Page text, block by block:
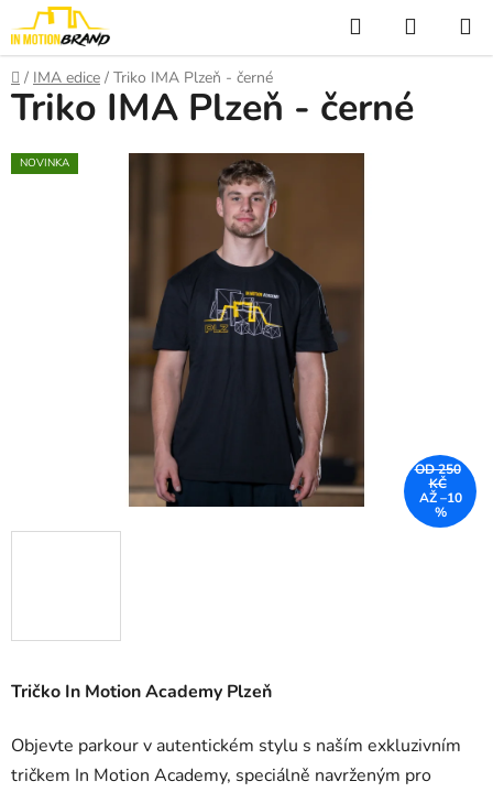
Přejít
na
obsah
Hledat
KOŠÍK
Domů
/ IMA edice / Triko IMA Plzeň - černé
Tričko In Motion Academy Plzeň
Objevte parkour v autentickém stylu s naším exkluzivním
tričkem In Motion Academy, speciálně navrženým pro
Triko IMA Plzeň - černé
NOVINKA
OD 250
KČ
AŽ –10
%